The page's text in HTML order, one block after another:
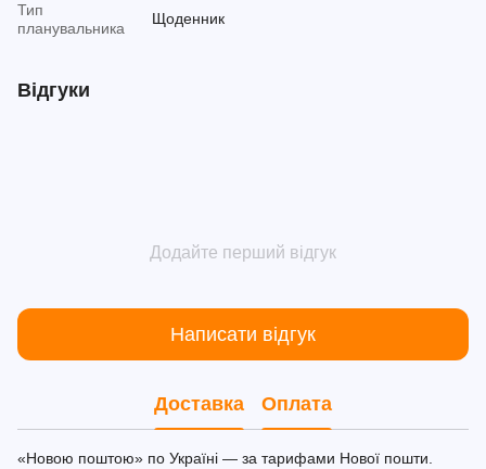
Тип
планувальника
Щоденник
Відгуки
Додайте перший відгук
Написати відгук
Доставка Оплата
«Новою поштою» по Україні — за тарифами Нової пошти.